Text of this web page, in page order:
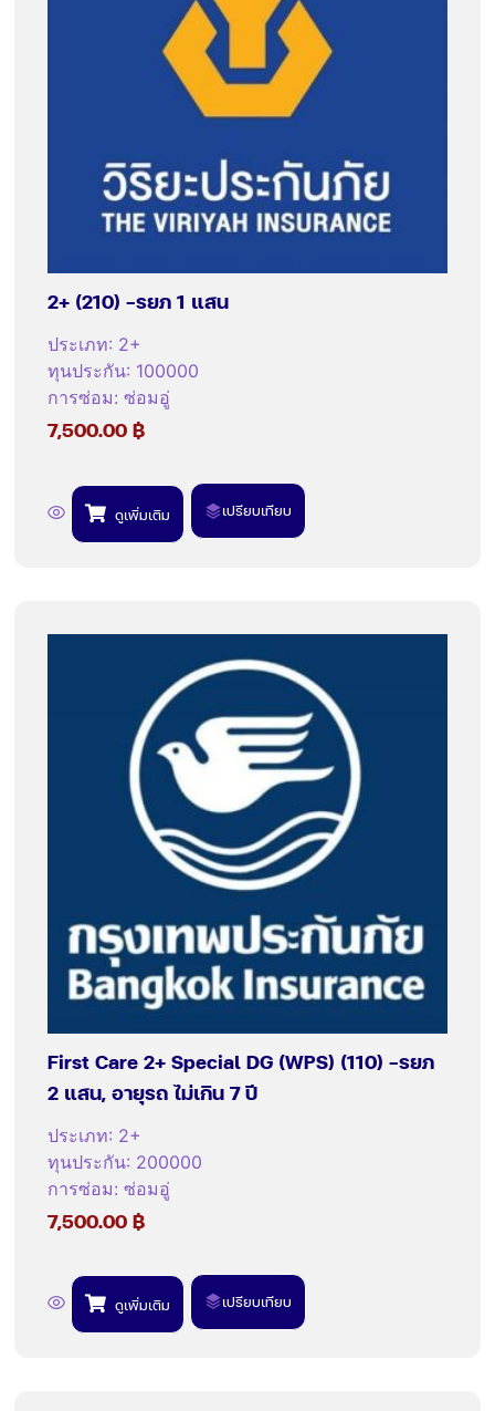
2+ (210) -รยภ 1 แสน
ประเภท: 2+
ทุนประกัน: 100000
การซ่อม:ซ่อมอู่
7,500.00฿
ดูเพิ่มเติม เปรียบเทียบ
First Care 2+ Special DG (WPS) (110) -รยภ
2 แสน, อายุรถ ไม่เกิน 7 ปี
ประเภท: 2+
ทุนประกัน: 200000
การซ่อม:ซ่อมอู่
7,500.00฿
ดูเพิ่มเติม เปรียบเทียบ